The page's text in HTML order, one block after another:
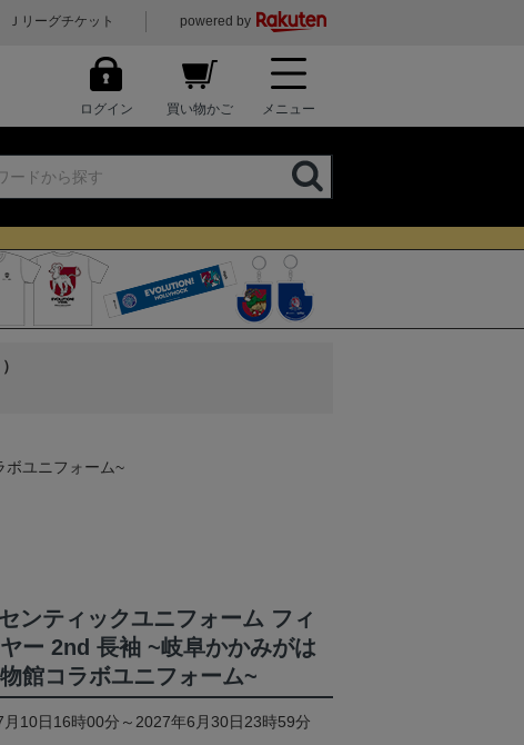
Ｊリーグチケット powered by
ログイン 買い物かご メニュー
ボユニフォーム~
ンティックユニフォーム フィ
ー 2nd 長袖 ~岐阜かかみがは
館コラボユニフォーム~
月10日16時00分～2027年6月30日23時59分